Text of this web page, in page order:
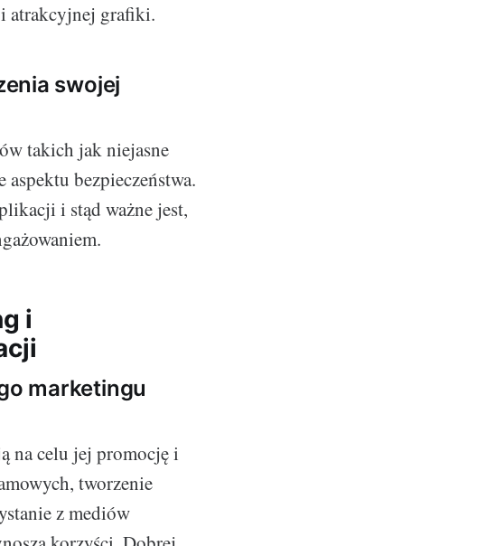
atrakcyjnej grafiki.
swojej
takich jak niejasne
bezpieczeństwa.
i stąd ważne jest,
i
marketingu
na celu jej promocję i
tworzenie
z mediów